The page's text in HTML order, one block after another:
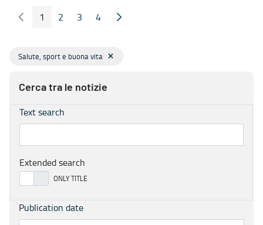
Previous Page
Page
1 Page
2 Page
3 Page
4 Next Page
Salute, sport e buona vita
Cerca tra le notizie
Text search
Extended search
Publication date